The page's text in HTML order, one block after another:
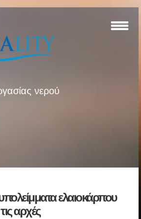
νερού
ελαιοκάρπου
αρχές